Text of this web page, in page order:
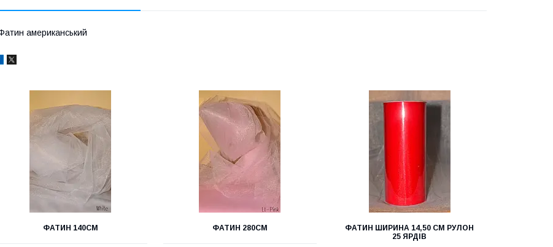
американський
ФАТИН 140СМ ФАТИН 280СМ
ФАТИН ШИРИНА 14,50 СМ РУЛОН
25 ЯРДІВ